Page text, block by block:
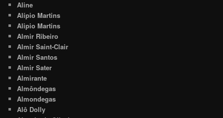
Aline
Alípio Martins
Alipio Martins
Almir Ribeiro
Almir Saint-Clair
Almir Santos
Almir Sater
Almirante
Almôndegas
Almondegas
Alô Dolly